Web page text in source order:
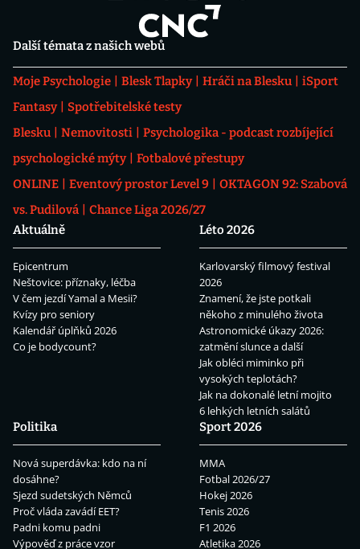
Další témata z našich webů
Moje Psychologie Blesk Tlapky Hráči na Blesku
iSport
Fantasy
Spotřebitelské testy
Blesku
Nemovitosti
Psychologika - podcast rozbíjející
psychologické mýty
Fotbalové přestupy
ONLINE
Eventový prostor Level 9
OKTAGON 92: Szabová
vs. Pudilová
Chance Liga 2026/27
Aktuálně
Epicentrum
Neštovice: příznaky, léčba
V čem jezdí Yamal a Mesii?
Kvízy pro seniory
Kalendář úplňků 2026
Co je bodycount?
Léto 2026
Karlovarský filmový festival
2026
Znamení, že jste potkali
někoho z minulého života
Astronomické úkazy 2026:
zatmění slunce a další
Jak obléci miminko při
vysokých teplotách?
Jak na dokonalé letní mojito
6 lehkých letních salátů
Politika
Nová superdávka: kdo na ní
dosáhne?
Sjezd sudetských Němců
Proč vláda zavádí EET?
Padni komu padni
Výpověď z práce vzor
Sport 2026
MMA
Fotbal 2026/27
Hokej 2026
Tenis 2026
F1 2026
Atletika 2026